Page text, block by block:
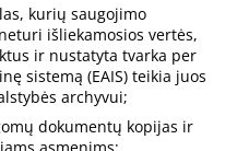
kurių saugojimo
išliekamosios vertės,
ir nustatyta tvarka per
sistemą (EAIS) teikia juos
archyvui;
dokumentų kopijas ir